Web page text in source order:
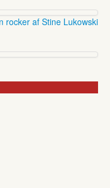
rocker af Stine Lukowski